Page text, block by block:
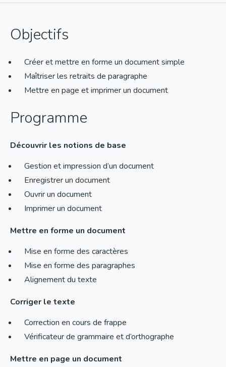
Objectifs
Créer et mettre en forme un document simple
Maîtriser les retraits de paragraphe
Mettre en page et imprimer un document
Programme
Découvrir les notions de base
Gestion et impression d’un document
Enregistrer un document
Ouvrir un document
Imprimer un document
Mettre en forme un document
Mise en forme des caractères
Mise en forme des paragraphes
Alignement du texte
Corriger le texte
Correction en cours de frappe
Vérificateur de grammaire et d’orthographe
Mettre en page un document